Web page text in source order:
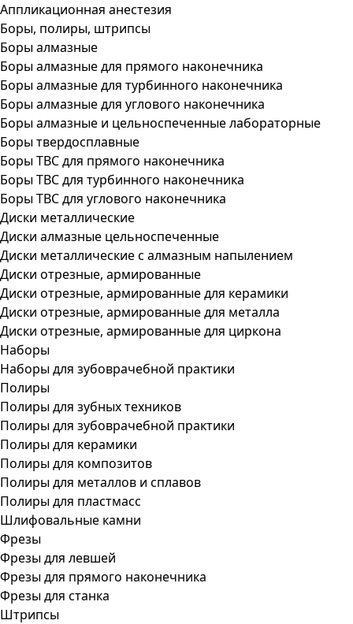
Аппликационная анестезия
Боры, полиры, штрипсы
Боры алмазные
Боры алмазные для прямого наконечника
Боры алмазные для турбинного наконечника
Боры алмазные для углового наконечника
Боры алмазные и цельноспеченные лабораторные
Боры твердосплавные
Боры ТВС для прямого наконечника
Боры ТВС для турбинного наконечника
Боры ТВС для углового наконечника
Диски металлические
Диски алмазные цельноспеченные
Диски металлические с алмазным напылением
Диски отрезные, армированные
Диски отрезные, армированные для керамики
Диски отрезные, армированные для металла
Диски отрезные, армированные для циркона
Наборы
Наборы для зубоврачебной практики
Полиры
Полиры для зубных техников
Полиры для зубоврачебной практики
Полиры для керамики
Полиры для композитов
Полиры для металлов и сплавов
Полиры для пластмасс
Шлифовальные камни
Фрезы
Фрезы для левшей
Фрезы для прямого наконечника
Фрезы для станка
Штрипсы